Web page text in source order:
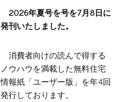
2026年夏号を号を7月8日に
発刊いたしました。
消費者向けの読んで得する
ノウハウを満載した無料住宅
情報紙「ユーザー版」を年4回
発行しております。